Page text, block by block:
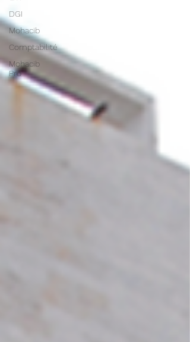
DGI
Mohacib
Comptabilité
Mohacib
Pro